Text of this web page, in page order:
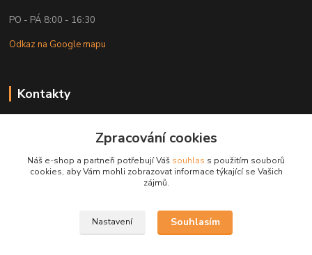
PO - PÁ 8:00 - 16:30
Odkaz na Google mapu
Kontakty
+ 420 608 777 028
obchod@golemreklama.cz
Zpracování cookies
Náš e-shop a partneři potřebují Váš souhlas s použitím souborů
cookies, aby Vám mohli zobrazovat informace týkající se Vašich
zájmů.
Nastavení Souhlasím